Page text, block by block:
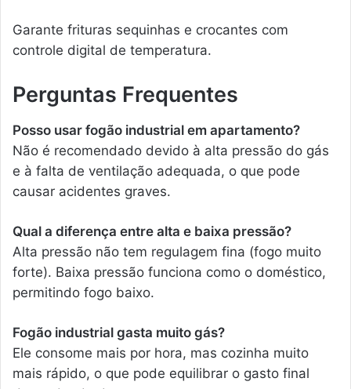
Garante frituras sequinhas e crocantes com
controle digital de temperatura.
Perguntas Frequentes
Posso usar fogão industrial em apartamento?
Não é recomendado devido à alta pressão do gás
e à falta de ventilação adequada, o que pode
causar acidentes graves.
Qual a diferença entre alta e baixa pressão?
Alta pressão não tem regulagem fina (fogo muito
forte). Baixa pressão funciona como o doméstico,
permitindo fogo baixo.
Fogão industrial gasta muito gás?
Ele consome mais por hora, mas cozinha muito
mais rápido, o que pode equilibrar o gasto final